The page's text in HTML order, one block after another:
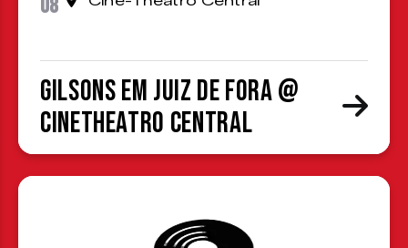
08
Gilsons em Juiz de Fora @
CineTheatro Central